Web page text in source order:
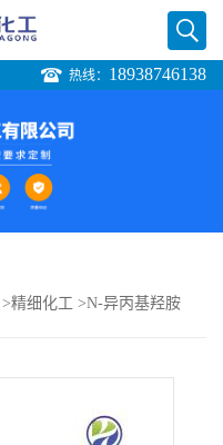
热线： 18938746138
>精细化工 >N-异丙基羟胺